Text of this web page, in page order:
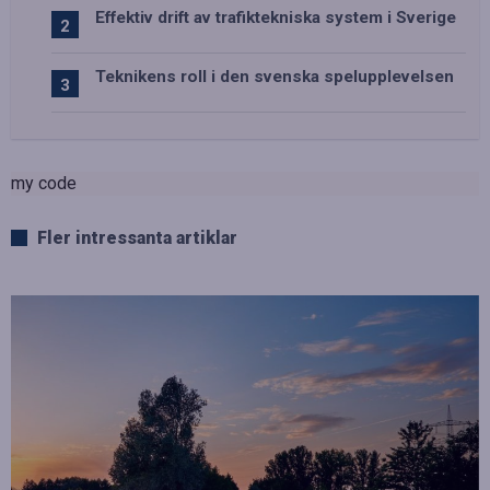
Effektiv drift av trafiktekniska system i Sverige
Teknikens roll i den svenska spelupplevelsen
my code
Fler intressanta artiklar